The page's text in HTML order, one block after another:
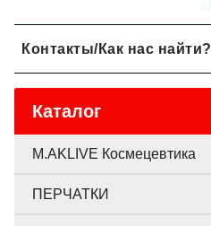
Контакты/Как нас найти?
Каталог
M.AKLIVE Космецевтика
ПЕРЧАТКИ